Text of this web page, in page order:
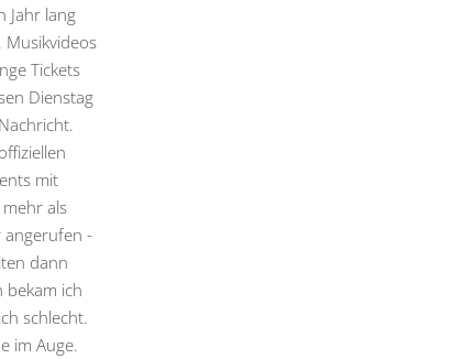
Jahr lang
Musikvideos
Tickets
Dienstag
mit
als
angerufen -
dann
bekam ich
schlecht.
im Auge.